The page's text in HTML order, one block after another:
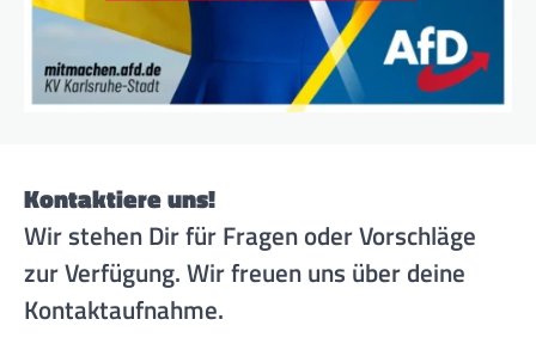
Kontaktiere uns!
Wir stehen Dir für Fragen oder Vorschläge
zur Verfügung. Wir freuen uns über deine
Kontaktaufnahme.